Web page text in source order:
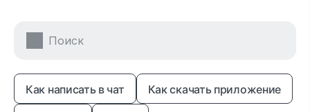
Как написать в чат Как скачать приложение